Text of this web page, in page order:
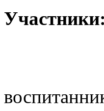
Участники: